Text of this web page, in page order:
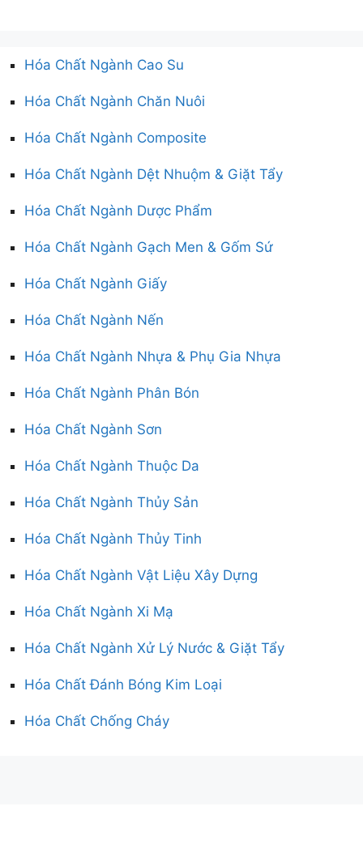
Hóa Chất Ngành Cao Su
Hóa Chất Ngành Chăn Nuôi
Hóa Chất Ngành Composite
Hóa Chất Ngành Dệt Nhuộm & Giặt Tẩy
Hóa Chất Ngành Dược Phẩm
Hóa Chất Ngành Gạch Men & Gốm Sứ
Hóa Chất Ngành Giấy
Hóa Chất Ngành Nến
Hóa Chất Ngành Nhựa & Phụ Gia Nhựa
Hóa Chất Ngành Phân Bón
Hóa Chất Ngành Sơn
Hóa Chất Ngành Thuộc Da
Hóa Chất Ngành Thủy Sản
Hóa Chất Ngành Thủy Tinh
Hóa Chất Ngành Vật Liệu Xây Dựng
Hóa Chất Ngành Xi Mạ
Hóa Chất Ngành Xử Lý Nước & Giặt Tẩy
Hóa Chất Đánh Bóng Kim Loại
Hóa Chất Chống Cháy